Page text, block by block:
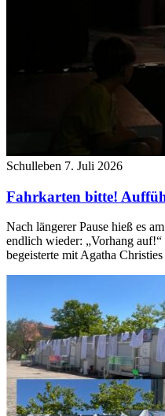
Schulleben 7. Juli 2026
Fahrkarten bitte!
Nach längerer Pause hieß es
endlich wieder: „Vorhang
begeisterte mit Agatha